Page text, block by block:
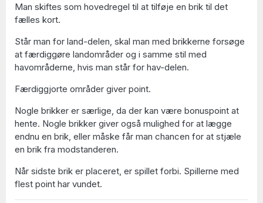
Man skiftes som hovedregel til at tilføje en brik til det
fælles kort.
Står man for land-delen, skal man med brikkerne forsøge
at færdiggøre landområder og i samme stil med
havområderne, hvis man står for hav-delen.
Færdiggjorte områder giver point.
Nogle brikker er særlige, da der kan være bonuspoint at
hente. Nogle brikker giver også mulighed for at lægge
endnu en brik, eller måske får man chancen for at stjæle
en brik fra modstanderen.
Når sidste brik er placeret, er spillet forbi. Spillerne med
flest point har vundet.